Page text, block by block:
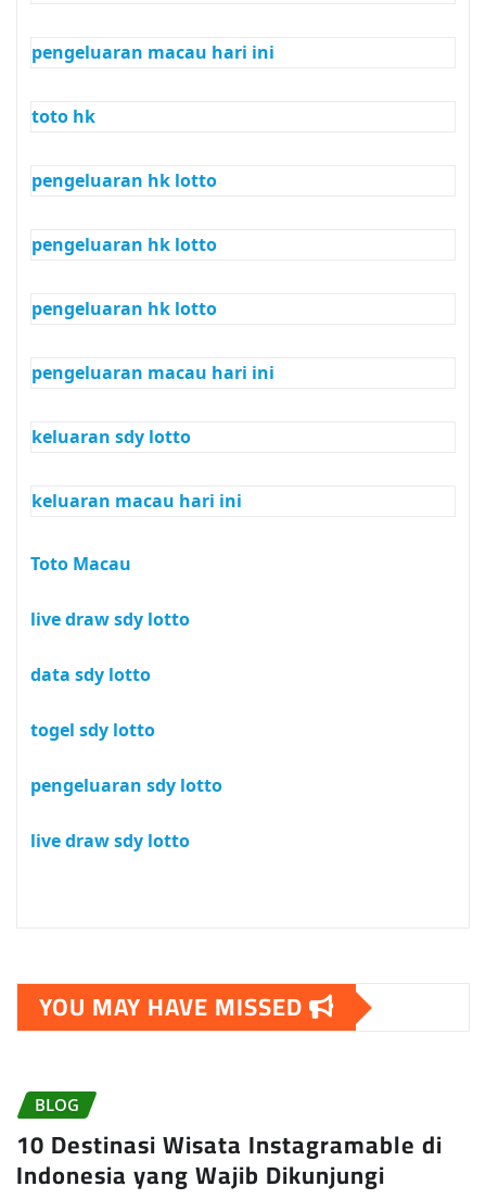
pengeluaran macau hari ini
toto hk
pengeluaran hk lotto
pengeluaran hk lotto
pengeluaran hk lotto
pengeluaran macau hari ini
keluaran sdy lotto
keluaran macau hari ini
Toto Macau
live draw sdy lotto
data sdy lotto
togel sdy lotto
pengeluaran sdy lotto
live draw sdy lotto
YOU MAY HAVE MISSED
BLOG
10 Destinasi Wisata Instagramable di
Indonesia yang Wajib Dikunjungi